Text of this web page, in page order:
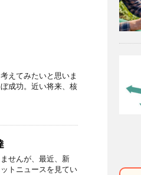
えてみたいと思いま
成功。近い将来、核
せんが、最近、新
トニュースを見てい